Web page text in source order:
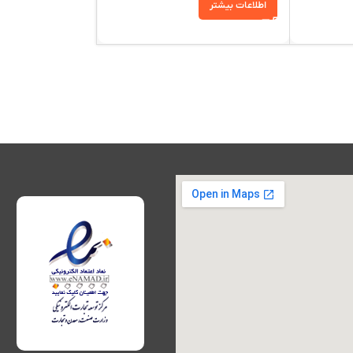
اطلاعات بیشتر